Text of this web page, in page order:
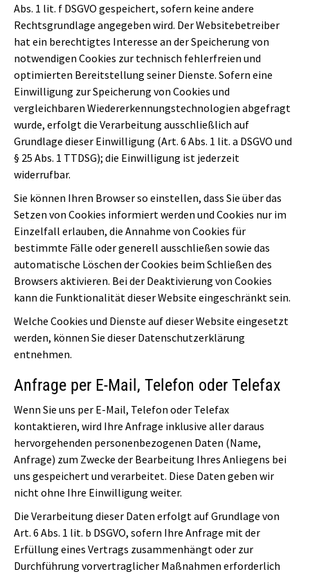
Abs. 1 lit. f DSGVO gespeichert, sofern keine andere
Rechtsgrundlage angegeben wird. Der Websitebetreiber
hat ein berechtigtes Interesse an der Speicherung von
notwendigen Cookies zur technisch fehlerfreien und
optimierten Bereitstellung seiner Dienste. Sofern eine
Einwilligung zur Speicherung von Cookies und
vergleichbaren Wiedererkennungstechnologien abgefragt
wurde, erfolgt die Verarbeitung ausschließlich auf
Grundlage dieser Einwilligung (Art. 6 Abs. 1 lit. a DSGVO und
§ 25 Abs. 1 TTDSG); die Einwilligung ist jederzeit
widerrufbar.
Sie können Ihren Browser so einstellen, dass Sie über das
Setzen von Cookies informiert werden und Cookies nur im
Einzelfall erlauben, die Annahme von Cookies für
bestimmte Fälle oder generell ausschließen sowie das
automatische Löschen der Cookies beim Schließen des
Browsers aktivieren. Bei der Deaktivierung von Cookies
kann die Funktionalität dieser Website eingeschränkt sein.
Welche Cookies und Dienste auf dieser Website eingesetzt
werden, können Sie dieser Datenschutzerklärung
entnehmen.
Anfrage per E-Mail, Telefon oder Telefax
Wenn Sie uns per E-Mail, Telefon oder Telefax
kontaktieren, wird Ihre Anfrage inklusive aller daraus
hervorgehenden personenbezogenen Daten (Name,
Anfrage) zum Zwecke der Bearbeitung Ihres Anliegens bei
uns gespeichert und verarbeitet. Diese Daten geben wir
nicht ohne Ihre Einwilligung weiter.
Die Verarbeitung dieser Daten erfolgt auf Grundlage von
Art. 6 Abs. 1 lit. b DSGVO, sofern Ihre Anfrage mit der
Erfüllung eines Vertrags zusammenhängt oder zur
Durchführung vorvertraglicher Maßnahmen erforderlich